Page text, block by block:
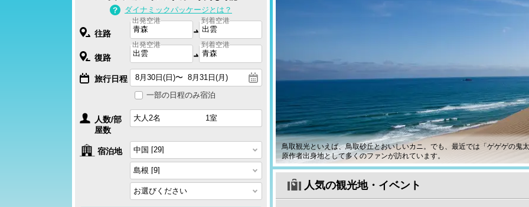
鳥取観光といえば、鳥取砂丘とおいしいカニ。でも、最近では「ゲゲゲの鬼
原作者出身地として多くのファンが訪れています。
人気の観光地・イベント
ダイナミックパッケージとは？
往路
出発空港 到着空港
復路
出発空港 到着空港
旅行日程
一部の日程のみ宿泊
人数/部
屋数
宿泊地